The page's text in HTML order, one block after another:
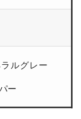
ルグレー
ー